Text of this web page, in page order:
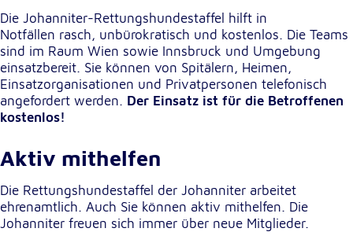
Die Johanniter-Rettungshundestaffel hilft in
Notfällen rasch, unbürokratisch und kostenlos. Die Teams
sind im Raum Wien sowie Innsbruck und Umgebung
einsatzbereit. Sie können von Spitälern, Heimen,
Einsatzorganisationen und Privatpersonen telefonisch
angefordert werden. Der Einsatz ist für die Betroffenen
kostenlos!
Aktiv mithelfen
Die Rettungshundestaffel der Johanniter arbeitet
ehrenamtlich. Auch Sie können aktiv mithelfen. Die
Johanniter freuen sich immer über neue Mitglieder.
Anbieter:
Google LLC
Zweck:
Erhebung von Statistiken zur Website-Nutzung
Cookie Laufzeit:
24 Stunden - 2 Jahre
Anbieter:
Google LLC